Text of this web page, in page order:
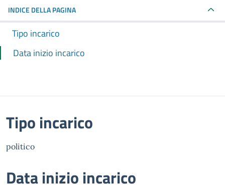
INDICE DELLA PAGINA
Tipo incarico
Data inizio incarico
Tipo incarico
politico
Data inizio incarico